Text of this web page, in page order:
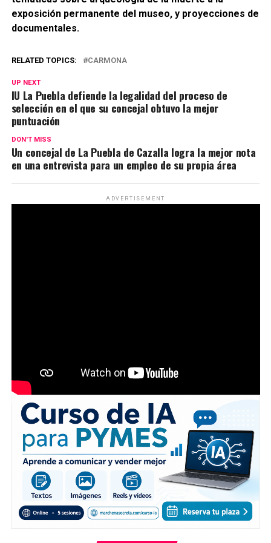
exposición permanente del museo, y proyecciones de
documentales.
RELATED TOPICS: CARMONA
UP NEXT
IU La Puebla defiende la legalidad del proceso de
selección en el que su concejal obtuvo la mejor
puntuación
DON'T MISS
Un concejal de La Puebla de Cazalla logra la mejor nota
en una entrevista para un empleo de su propia área
ADVERTISEMENT